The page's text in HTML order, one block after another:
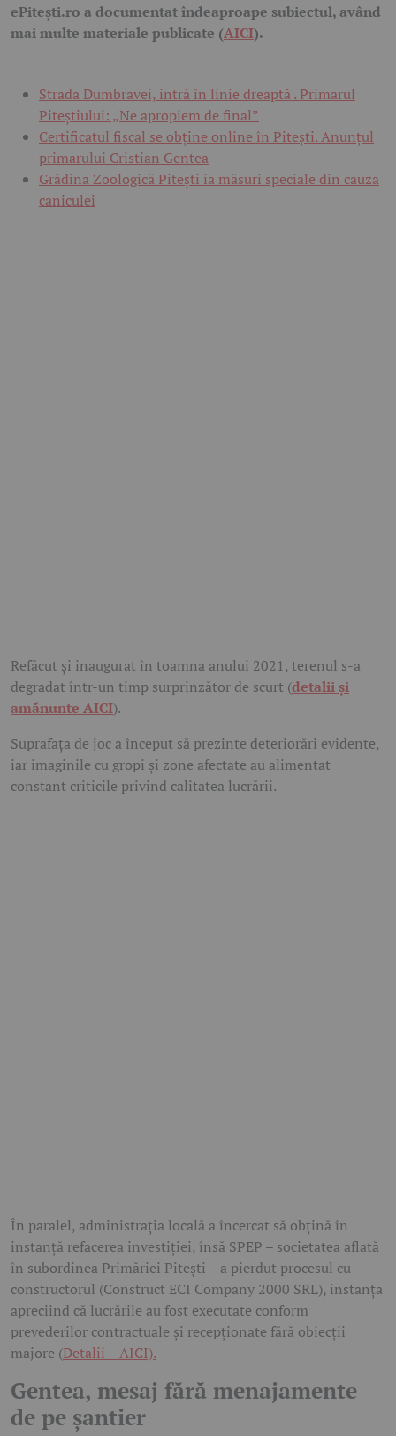
ePitești.ro a documentat îndeaproape subiectul, având
mai multe materiale publicate (AICI).
Strada Dumbravei, intră în linie dreaptă . Primarul
Piteștiului: „Ne apropiem de final”
Certificatul fiscal se obține online în Pitești. Anunțul
primarului Cristian Gentea
Grădina Zoologică Pitești ia măsuri speciale din cauza
caniculei
Refăcut și inaugurat în toamna anului 2021, terenul s-a
degradat într-un timp surprinzător de scurt (detalii și
amănunte AICI).
Suprafața de joc a început să prezinte deteriorări evidente,
iar imaginile cu gropi și zone afectate au alimentat
constant criticile privind calitatea lucrării.
În paralel, administrația locală a încercat să obțină în
instanță refacerea investiției, însă SPEP – societatea aflată
în subordinea Primăriei Pitești – a pierdut procesul cu
constructorul (Construct ECI Company 2000 SRL), instanța
apreciind că lucrările au fost executate conform
prevederilor contractuale și recepționate fără obiecții
majore (Detalii – AICI).
Gentea, mesaj fără menajamente
de pe șantier